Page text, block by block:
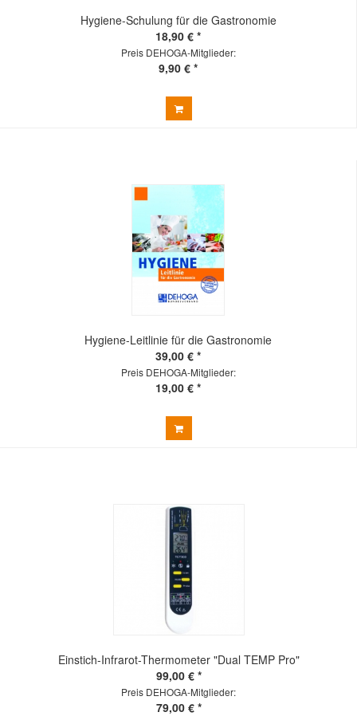
Hygiene-Schulung für die Gastronomie
18,90 € *
Preis DEHOGA-Mitglieder:
9,90 € *
Hygiene-Leitlinie für die Gastronomie
39,00 € *
Preis DEHOGA-Mitglieder:
19,00 € *
Einstich-Infrarot-Thermometer "Dual TEMP Pro"
99,00 € *
Preis DEHOGA-Mitglieder:
79,00 € *